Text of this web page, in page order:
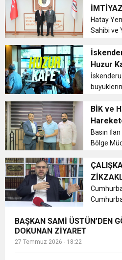
Cumhuriyet, Türk Milletinin
ve Onur Nişanesidir
6:19 HBB BAŞKANI ÖNTÜRK’ÜN
CUMHURİYET BAYRAMI
17:36 KURUMLAR VERGİSİ
1:00 İTSO İŞ-KUR SGK TOPLANTI
DUYURUSU
21:40 CEYLANDERE’DE BAŞKAN
KARAÇAY’A SEVGİ SELİ
18:22 BAŞKAN SAMİ ÜSTÜN’DEN
GÖNÜLLERE DOKUNAN
Tayyip
nez...
Hatay
Sahibi ve
Ayhan
bulundu.
sanayi ve
Huzur
ücretsiz
sıcak ve
vakit
BİK ve
Basın
Bölge
Nihat
Başkan
ziyaret
g...
BAŞKAN SAMİ ÜSTÜN’DEN
DOKUNAN ZİYARET
27 Temmuz 2026 - 18:22